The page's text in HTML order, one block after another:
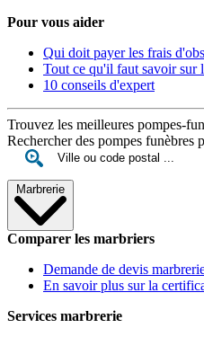
Pour vous aider
Qui doit payer les frais
Tout ce qu'il faut savoir sur
10 conseils d'expert
Trouvez les meilleures pompes-
Rechercher des pompes funèbres
Marbrerie
Comparer les marbriers
Demande de devis
En savoir plus sur la
Services marbrerie